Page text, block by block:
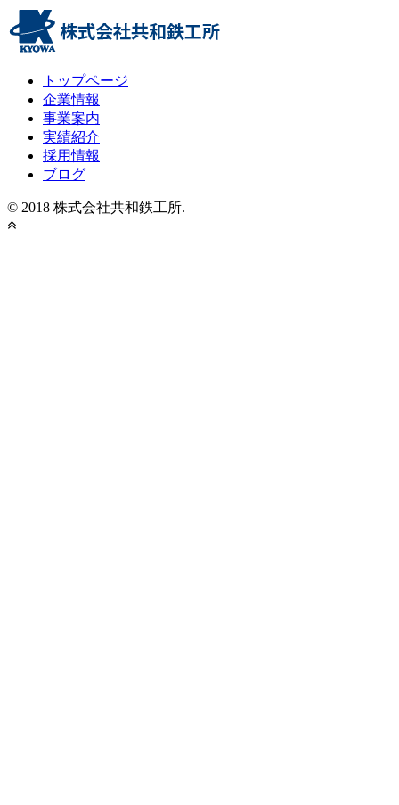
トップページ
企業情報
事業案内
実績紹介
採用情報
ブログ
© 2018 株式会社共和鉄工所.